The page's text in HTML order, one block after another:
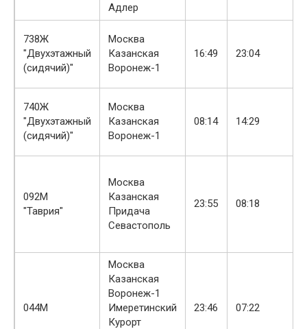
Адлер
738Ж
"Двухэтажный
(сидячий)"
Москва
Казанская
Воронеж-1
16:49 23:04
740Ж
"Двухэтажный
(сидячий)"
Москва
Казанская
Воронеж-1
08:14 14:29
092М
"Таврия"
Москва
Казанская
Придача
Севастополь
23:55 08:18
044М
Москва
Казанская
Воронеж-1
Имеретинский
Курорт
23:46 07:22